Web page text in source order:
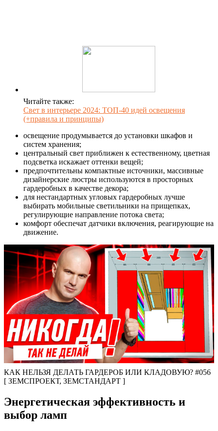
Читайте также:
Свет в интерьере 2024: ТОП-40 идей освещения
(+правила и принципы)
освещение продумывается до установки шкафов и
систем хранения;
центральный свет приближен к естественному, цветная
подсветка искажает оттенки вещей;
предпочтительны компактные источники, массивные
дизайнерские люстры используются в просторных
гардеробных в качестве декора;
для нестандартных угловых гардеробных лучше
выбирать мобильные светильники на прищепках,
регулирующие направление потока света;
комфорт обеспечат датчики включения, реагирующие на
движение.
КАК НЕЛЬЗЯ ДЕЛАТЬ ГАРДЕРОБ ИЛИ КЛАДОВУЮ? #056
[ ЗЕМСПРОЕКТ, ЗЕМСТАНДАРТ ]
Энергетическая эффективность и
выбор ламп